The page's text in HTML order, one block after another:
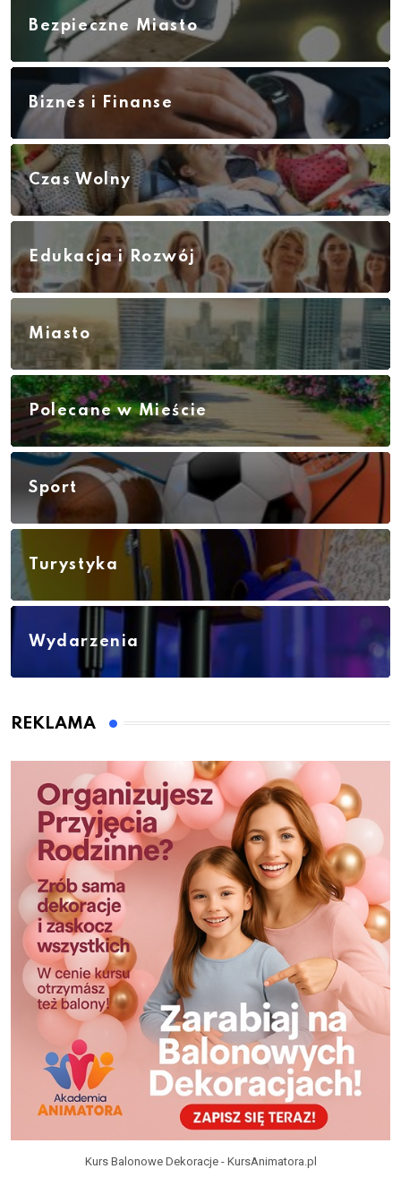
Bezpieczne Miasto
Biznes i Finanse
Czas Wolny
Edukacja i Rozwój
Miasto
Polecane w Mieście
Sport
Turystyka
Wydarzenia
REKLAMA
Kurs Balonowe Dekoracje - KursAnimatora.pl